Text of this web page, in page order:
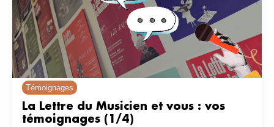
Témoignages
La Lettre du Musicien et vous : vos
témoignages (1/4)